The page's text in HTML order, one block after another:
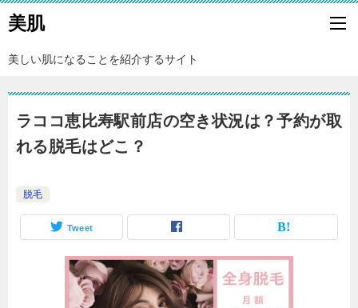
美肌
美しい肌になることを紹介するサイト
ラココ恵比寿駅前店の空き状況は？予約が取
れる脱毛はどこ？
脱毛
Tweet